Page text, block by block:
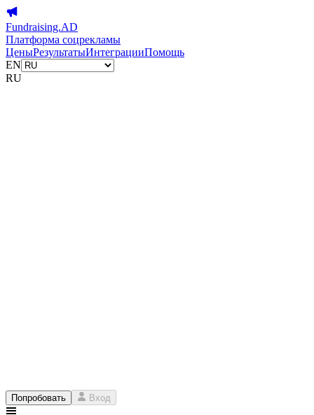
Fundraising.AD
Платформа соцрекламы
ЦеныРезультатыИнтеграцииПомощь
EN
RU
Попробовать Вход